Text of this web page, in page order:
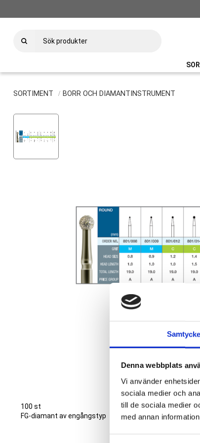
Samtycke
Denna webbplats
Vi använder
sociala medier och
till de sociala medier
med annan
SORTIMENT BORR OCH DIAMANTINSTRUMENT
100 st
FG-diamant av engångstyp